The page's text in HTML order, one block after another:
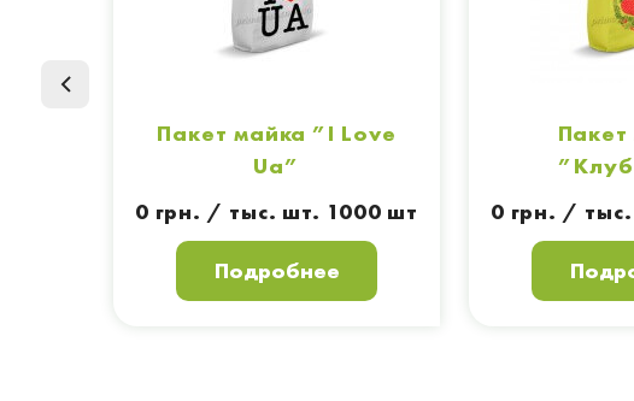
Пакет майка ”I Love
Ua”
0 грн. / тыс. шт. 1000 шт
Подробнее
0 грн. /